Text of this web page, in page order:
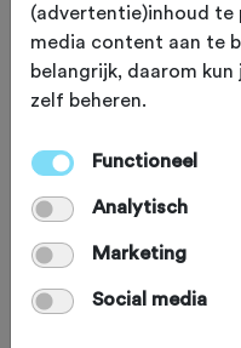
3x
Begin dit jaar
weggeven.
(advertentie)inhoud te
media content aan te
belangrijk, daarom
zelf beheren.
Functioneel
Analytisch
Marketing
Social media